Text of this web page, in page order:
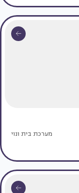
מערכת בית ונוי